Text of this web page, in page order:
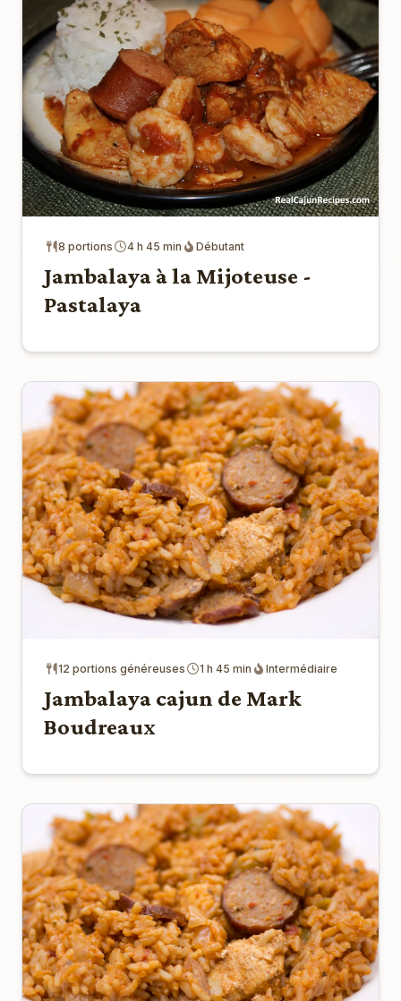
8 portions 4 h 45 min Débutant
Jambalaya à la Mijoteuse -
Pastalaya
12 portions généreuses 1 h 45 min Intermédiaire
Jambalaya cajun de Mark
Boudreaux